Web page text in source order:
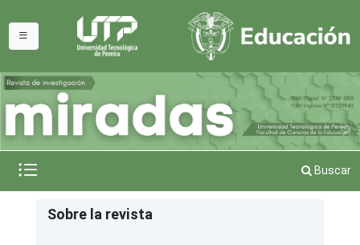
Buscar
Sobre la revista